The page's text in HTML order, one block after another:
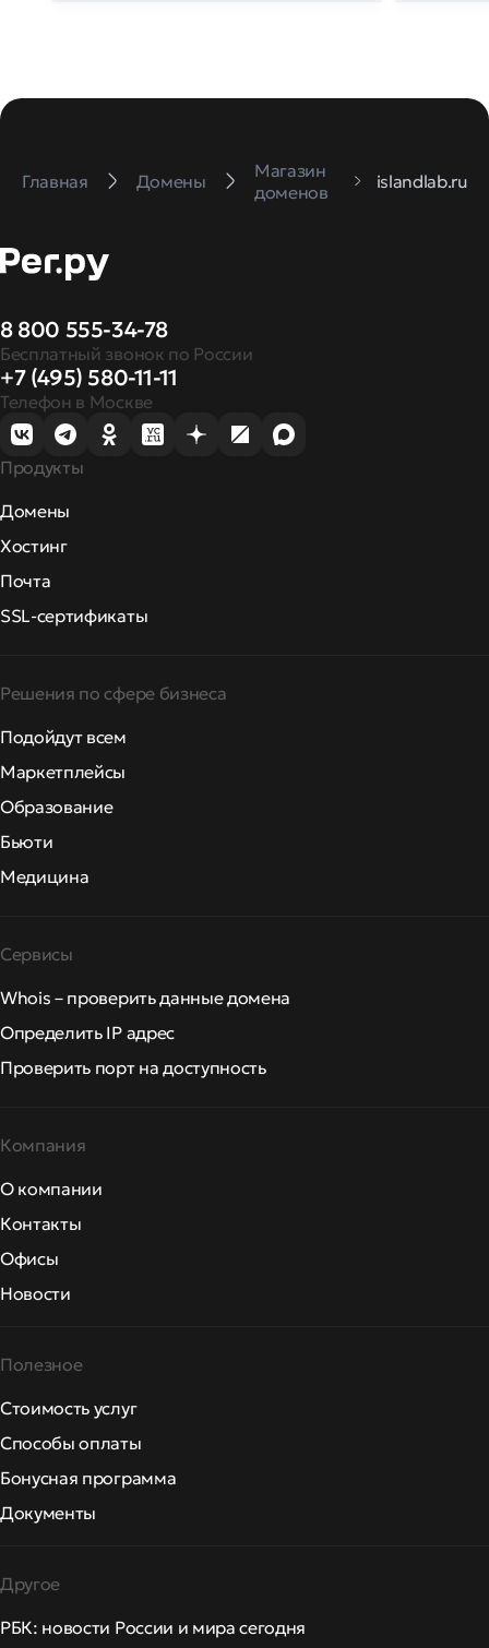
Главная Домены
Магазин
доменов
islandlab.ru
8 800 555-34-78
Бесплатный звонок по России
+7 (495) 580-11-11
Телефон в Москве
Продукты
Домены
Хостинг
Почта
SSL-сертификаты
Решения по сфере бизнеса
Подойдут всем
Маркетплейсы
Образование
Бьюти
Медицина
Сервисы
Whois – проверить данные домена
Определить IP адрес
Проверить порт на доступность
Компания
О компании
Контакты
Офисы
Новости
Полезное
Стоимость услуг
Способы оплаты
Бонусная программа
Документы
Другое
РБК: новости России и мира сегодня